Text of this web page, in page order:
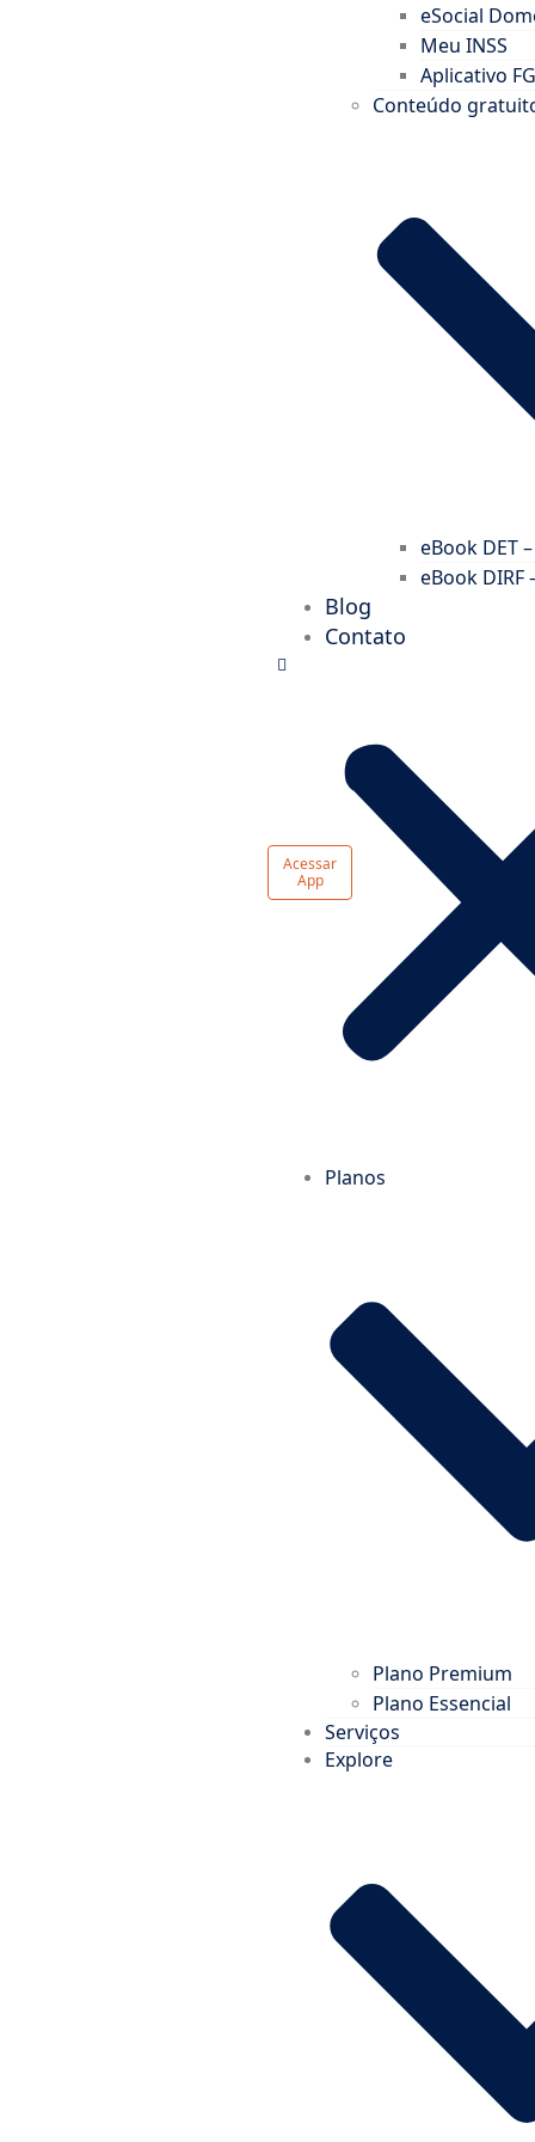
eSocial
Meu INSS
Aplicativo
Conteúdo
eBook DET
eBook DIRF
Blog
Contato
Planos
Plano Premium
Plano Essencial
Serviços
Explore
Acessar
App